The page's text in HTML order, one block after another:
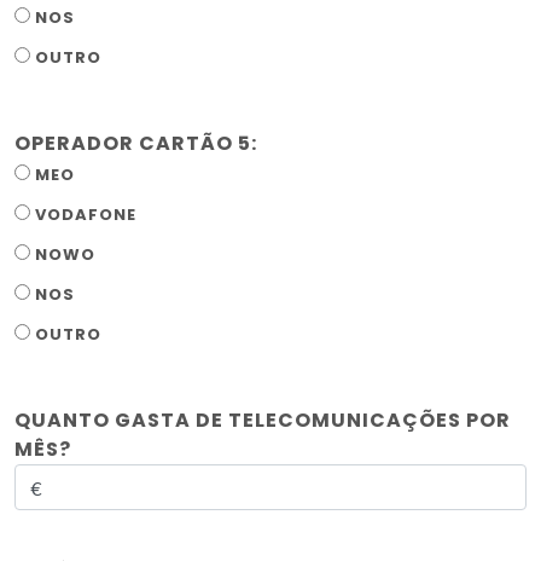
NOS
OUTRO
OPERADOR CARTÃO 5:
MEO
VODAFONE
NOWO
NOS
OUTRO
QUANTO GASTA DE TELECOMUNICAÇÕES POR
MÊS?